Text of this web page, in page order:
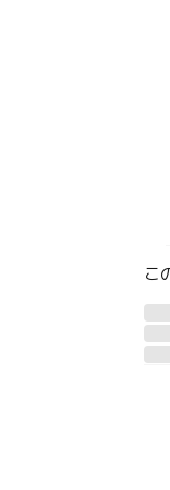
こ